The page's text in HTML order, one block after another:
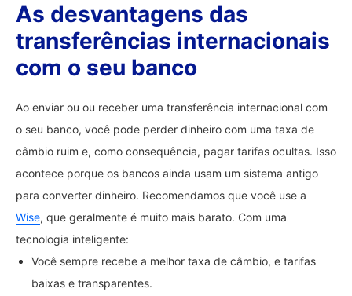
As desvantagens das
transferências internacionais
com o seu banco
Ao enviar ou ou receber uma transferência internacional com
o seu banco, você pode perder dinheiro com uma taxa de
câmbio ruim e, como consequência, pagar tarifas ocultas. Isso
acontece porque os bancos ainda usam um sistema antigo
para converter dinheiro. Recomendamos que você use a
Wise, que geralmente é muito mais barato. Com uma
tecnologia inteligente:
Você sempre recebe a melhor taxa de câmbio, e tarifas
baixas e transparentes.